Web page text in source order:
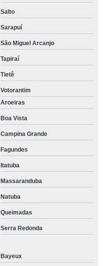
Salto
Sarapuí
São Miguel Arcanjo
Tapiraí
Tietê
Votorantim
Aroeiras
Boa Vista
Campina Grande
Fagundes
Itatuba
Massaranduba
Natuba
Queimadas
Serra Redonda
Bayeux